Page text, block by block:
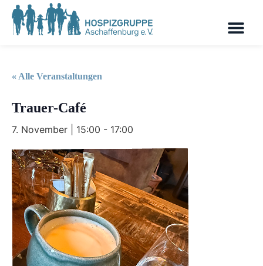
« Alle Veranstaltungen
Trauer-Café
7. November | 15:00 - 17:00